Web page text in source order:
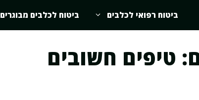
ביטוח רפואי לכלבים ביטוח לכלבים מבוגרים
טיפים חשובים